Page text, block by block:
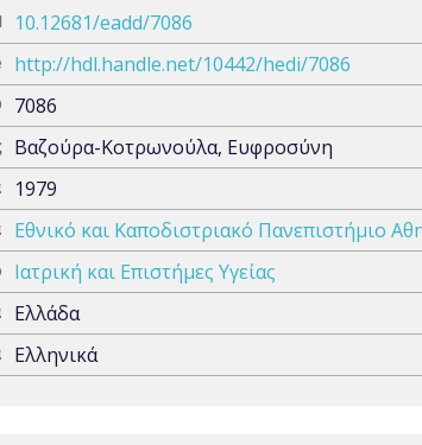
10.12681/eadd/7086
http://hdl.handle.net/10442/hedi/7086
7086
Βαζούρα-Κοτρωνούλα, Ευφροσύνη
1979
Εθνικό και Καποδιστριακό Πανεπιστήμιο
Ιατρική και Επιστήμες Υγείας
Ελλάδα
Ελληνικά